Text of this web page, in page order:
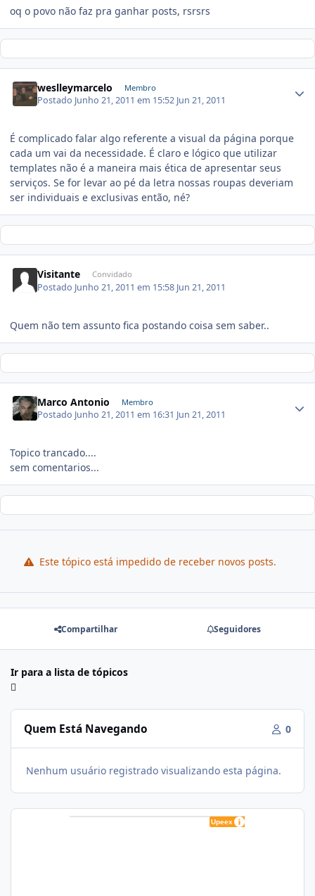
oq o povo não faz pra ganhar posts, rsrsrs
weslleymarcelo Membro
Postado Junho 21, 2011 em 15:52 Jun 21, 2011
É complicado falar algo referente a visual da página porque
cada um vai da necessidade. É claro e lógico que utilizar
templates não é a maneira mais ética de apresentar seus
serviços. Se for levar ao pé da letra nossas roupas deveriam
ser individuais e exclusivas então, né?
Visitante Convidado
Postado Junho 21, 2011 em 15:58 Jun 21, 2011
Quem não tem assunto fica postando coisa sem saber..
Marco Antonio Membro
Postado Junho 21, 2011 em 16:31 Jun 21, 2011
Topico trancado....
sem comentarios...
Este tópico está impedido de receber novos posts.
Compartilhar Seguidores
Ir para a lista de tópicos
Quem Está Navegando 0
Nenhum usuário registrado visualizando esta página.